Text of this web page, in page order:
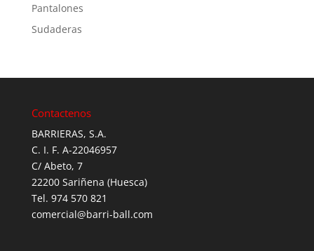
Pantalones
Sudaderas
Contactenos
BARRIERAS, S.A.
C. I. F. A-22046957
C/ Abeto, 7
22200 Sariñena (Huesca)
Tel. 974 570 821
comercial@barri-ball.com